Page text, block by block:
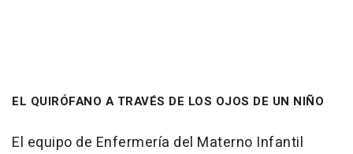
EL QUIRÓFANO A TRAVÉS DE LOS OJOS DE UN NIÑO
El equipo de Enfermería del Materno Infantil